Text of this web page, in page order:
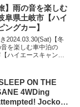
題らしいぞ、見...
】雨の音を楽しむ
阜県土岐市【ハイ
ングカー】
2024.03.30(Sat)【冬
を楽しむ車中泊の
ハイエースキャンピ
の動画は注目で...
ON THE
4WDing
Jocko's